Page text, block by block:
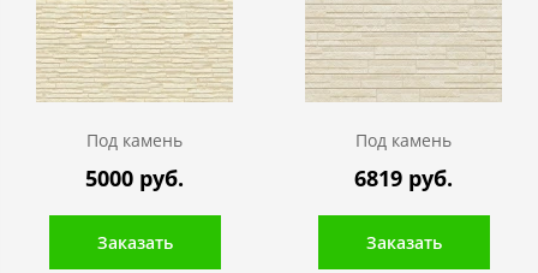
Под камень
5000 руб.
Заказать
Под камень
6819 руб.
Заказать